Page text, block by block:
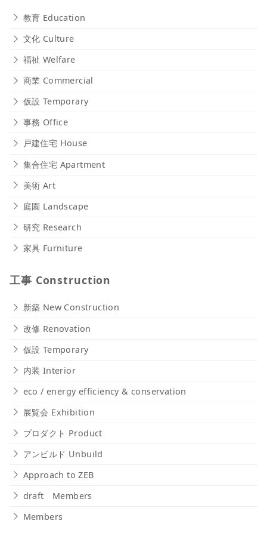
教育 Education
文化 Culture
福祉 Welfare
商業 Commercial
仮設 Temporary
事務 Office
戸建住宅 House
集合住宅 Apartment
美術 Art
庭園 Landscape
研究 Research
家具 Furniture
工事 Construction
新築 New Construction
改修 Renovation
仮設 Temporary
内装 Interior
eco / energy efficiency & conservation
展覧会 Exhibition
プロダクト Product
アンビルド Unbuild
Approach to ZEB
draft Members
Members